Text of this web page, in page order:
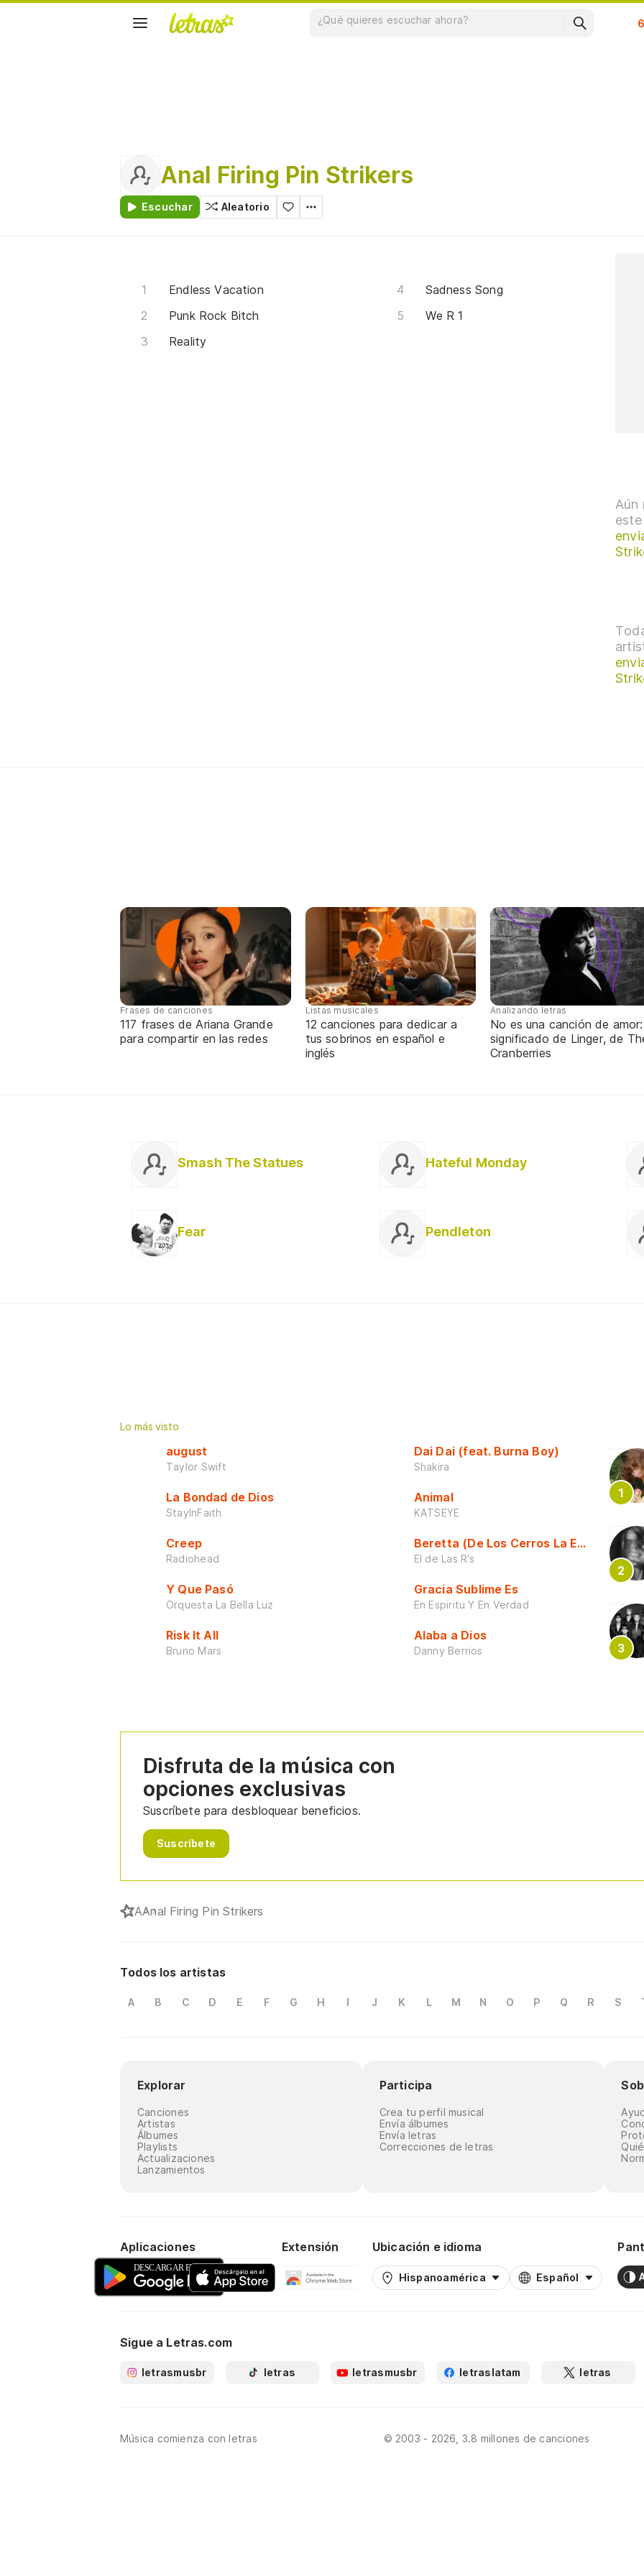
Anal Firing Pin Strikers
Escuchar Aleatorio
Endless Vacation
Punk Rock Bitch
Reality
Sadness Song
We R 1
Aún
Frases de canciones
117 frases de Ariana Grande
para compartir en las redes
Listas musicales
12 canciones para dedicar a
tus sobrinos en español e
inglés
Analizando letras
No es una canción de amor:
significado de Linger, de
Cranberries
Smash The Statues Hateful Monday
Fear Pendleton
Lo más visto
august
Taylor Swift
La Bondad de Dios
StayInFaith
Creep
Radiohead
Y Que Pasó
Orquesta La Bella Luz
Risk It All
Bruno Mars
Dai Dai (feat. Burna Boy)
Shakira
Animal
KATSEYE
Beretta (De Los Cerros La Escuela)
El de Las R's
Gracia Sublime Es
En Espiritu Y En Verdad
Alaba a Dios
Danny Berrios
Disfruta de la música con
opciones exclusivas
Suscríbete para desbloquear beneficios.
Suscríbete
AAnal Firing Pin Strikers
Todos los artistas
A B C D E F G H I J K L M N O P Q R S
Explorar
Canciones
Artistas
Álbumes
Playlists
Actualizaciones
Lanzamientos
Participa
Crea tu perfil musical
Envía álbumes
Envía letras
Correcciones de letras
Aplicaciones Extensión Ubicación e idioma
Hispanoamérica Español
Sigue a Letras.com
letrasmusbr letras letrasmusbr letraslatam letras
Música comienza con letras © 2003 - 2026, 3.8 millones de canciones